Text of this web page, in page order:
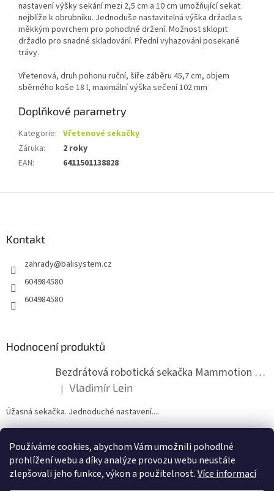
Používáme cookies, abychom Vám umožnili pohodlné
prohlížení webu a díky analýze provozu webu neustále
zlepšovali jeho funkce, výkon a použitelnost.Více informací
nastavení výšky sekání mezi 2,5 cm a 10 cm umožňující sekat
nejblíže k obrubníku. Jednoduše nastavitelná výška držadla s
měkkým povrchem pro pohodlné držení. Možnost sklopit
držadlo pro snadné skladování. Přední vyhazování posekané
trávy.
Vřetenová, druh pohonu ruční, šíře záběru 45,7 cm, objem
sběrného koše 18 l, maximální výška sečení 102 mm
Doplňkové parametry
Kategorie: Vřetenové sekačky
Záruka:
2 roky
EAN: 6411501138828
Kontakt
zahrady@balisystem.cz
604984580
604984580
Hodnocení produktů
Bezdrátová robotická sekačka Mammotion LUBA mini 2 1500
Hodnocení produktu je 5 z 5 hvězdiček.
| Vladimír Lein
Úžasná sekačka. Jednoduché nastavení....
ZDE NÁM MŮŽETE VLOŽIT HODNOCENÍ